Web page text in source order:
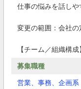
仕事の悩みを話しや
変更の範囲：会社の
【チーム／組織構成
募集職種
営業、事務、企画系